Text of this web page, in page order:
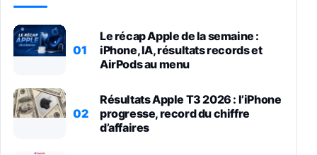
01
Le récap Apple de la semaine :
iPhone, IA, résultats records et
AirPods au menu
02
Résultats Apple T3 2026 : l’iPhone
progresse, record du chiffre
d’affaires